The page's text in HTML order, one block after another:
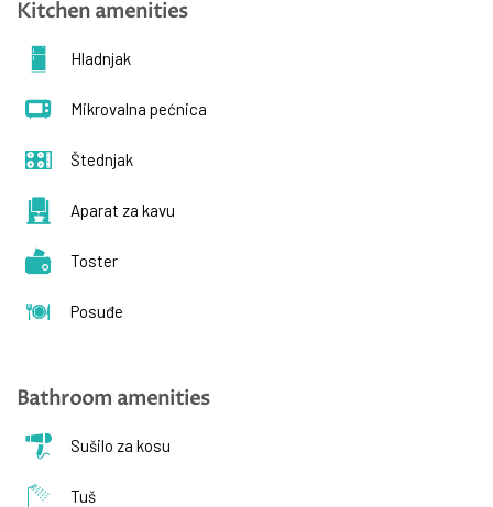
Kitchen amenities
Hladnjak
Mikrovalna pećnica
Štednjak
Aparat za kavu
Toster
Posuđe
Bathroom amenities
Sušilo za kosu
Tuš